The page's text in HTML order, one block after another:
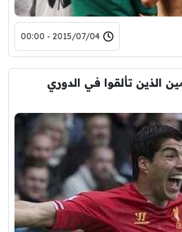
2015/07/04 - 00:00
الذين تألقوا في الدوري